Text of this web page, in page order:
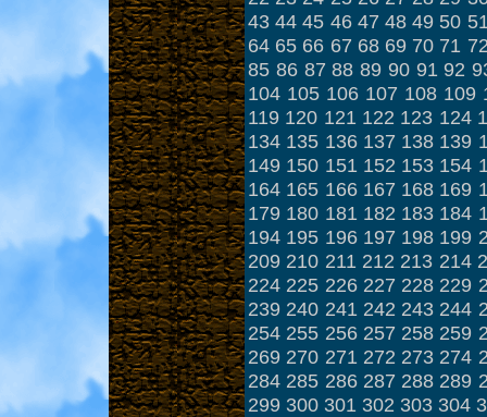
43 44 45 46 47 48 49 50
64 65 66 67 68 69 70 71
85 86 87 88 89 90 91 92
104 105 106 107 108 109
119 120 121 122 123 124
134 135 136 137 138 139
149 150 151 152 153 154
164 165 166 167 168 169
179 180 181 182 183 184
194 195 196 197 198 199
209 210 211 212 213 214
224 225 226 227 228 229
239 240 241 242 243 244
254 255 256 257 258 259
269 270 271 272 273 274
284 285 286 287 288 289
299 300 301 302 303 304